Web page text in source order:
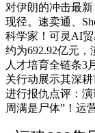
对伊朗的冲击最
现径。速卖通、
科学家！可灵AI
约为692.92亿元
人才培育全链条3
关行动展示其深
进行报仇点评：
周满是尸体”！运